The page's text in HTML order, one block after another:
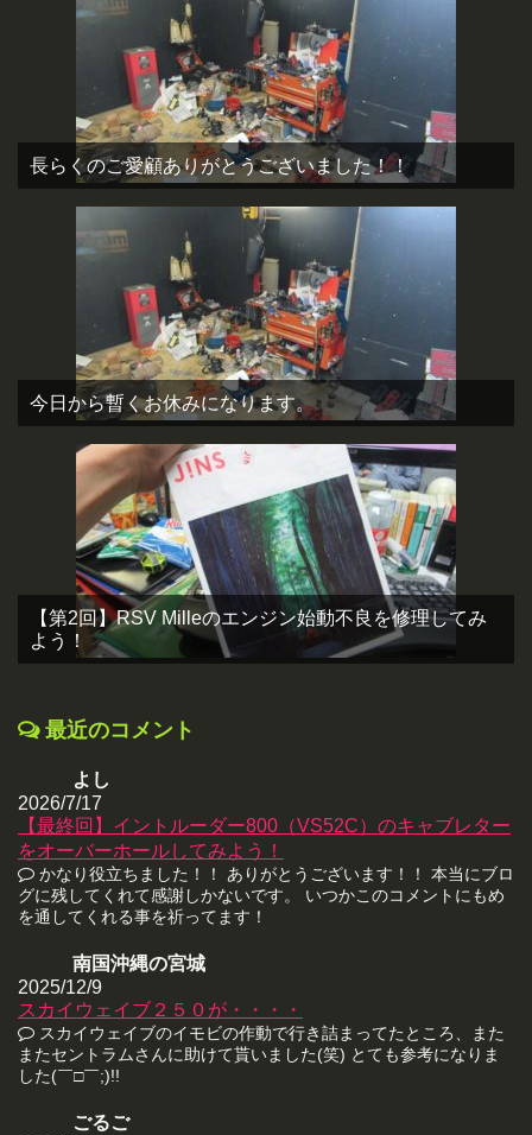
長らくのご愛顧ありがとうございました！！
今日から暫くお休みになります。
【第2回】RSV Milleのエンジン始動不良を修理してみ
よう！
最近のコメント
よし
2026/7/17
【最終回】イントルーダー800（VS52C）のキャブレター
をオーバーホールしてみよう！
かなり役立ちました！！ ありがとうございます！！ 本当にブロ
グに残してくれて感謝しかないです。 いつかこのコメントにもめ
を通してくれる事を祈ってます！
南国沖縄の宮城
2025/12/9
スカイウェイブ２５０が・・・・
スカイウェイブのイモビの作動で行き詰まってたところ、また
またセントラムさんに助けて貰いました(笑) とても参考になりま
した(￣□￣;)!!
ごるご